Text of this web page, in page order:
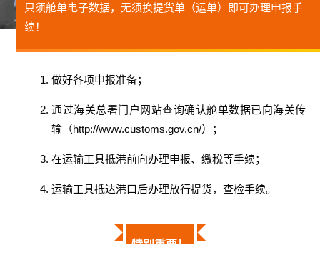
只须舱单电子数据，无须换提货单（运单）即可办理申报手
续！
做好各项申报准备；
通过海关总署门户网站查询确认舱单数据已向海关传
输（http://www.customs.gov.cn/）；
在运输工具抵港前向办理申报、缴税等手续；
运输工具抵达港口后办理放行提货，查检手续。
特别重要！